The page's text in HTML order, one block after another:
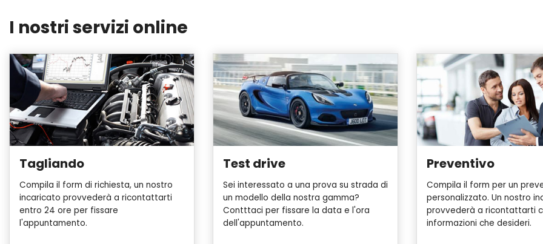
I nostri servizi online
Tagliando
Compila il form di richiesta, un nostro
incaricato provvederà a ricontattarti
entro 24 ore per fissare
l'appuntamento.
Test drive
Sei interessato a una prova su strada di
un modello della nostra gamma?
Contttaci per fissare la data e l'ora
dell'appuntamento.
Preventivo
Compila il form per un
personalizzato. Un nostro
provvederà a ricontattarti
informazioni che desideri.